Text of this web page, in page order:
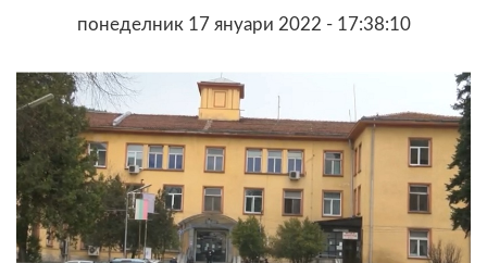
понеделник 17 януари 2022 - 17:38:10